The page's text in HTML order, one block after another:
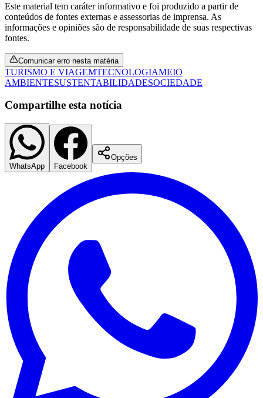
Santos
Este material tem caráter informativo e foi produzido a partir de
conteúdos de fontes externas e assessorias de imprensa. As
informações e opiniões são de responsabilidade de suas respectivas
fontes.
Comunicar erro nesta matéria
TURISMO E VIAGEMTECNOLOGIAMEIO
AMBIENTESUSTENTABILIDADESOCIEDADE
Compartilhe esta notícia
WhatsApp Facebook
Opções